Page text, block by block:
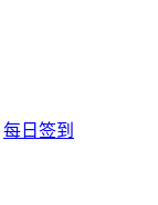
每日签到